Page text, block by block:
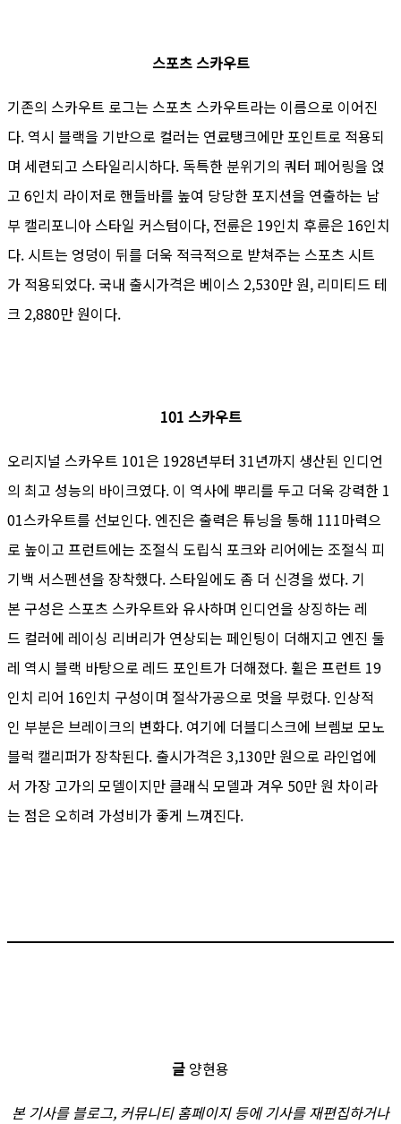
스포츠 스카우트
기존의 스카우트 로그는 스포츠 스카우트라는 이름으로 이어진
다. 역시 블랙을 기반으로 컬러는 연료탱크에만 포인트로 적용되
며 세련되고 스타일리시하다. 독특한 분위기의 쿼터 페어링을 얹
고 6인치 라이저로 핸들바를 높여 당당한 포지션을 연출하는 남
부 캘리포니아 스타일 커스텀이다, 전륜은 19인치 후륜은 16인치
다. 시트는 엉덩이 뒤를 더욱 적극적으로 받쳐주는 스포츠 시트
가 적용되었다. 국내 출시가격은 베이스 2,530만 원, 리미티드 테
크 2,880만 원이다.
101 스카우트
오리지널 스카우트 101은 1928년부터 31년까지 생산된 인디언
의 최고 성능의 바이크였다. 이 역사에 뿌리를 두고 더욱 강력한 1
01스카우트를 선보인다. 엔진은 출력은 튜닝을 통해 111마력으
로 높이고 프런트에는 조절식 도립식 포크와 리어에는 조절식 피
기백 서스펜션을 장착했다. 스타일에도 좀 더 신경을 썼다. 기
본 구성은 스포츠 스카우트와 유사하며 인디언을 상징하는 레
드 컬러에 레이싱 리버리가 연상되는 페인팅이 더해지고 엔진 둘
레 역시 블랙 바탕으로 레드 포인트가 더해졌다. 휠은 프런트 19
인치 리어 16인치 구성이며 절삭가공으로 멋을 부렸다. 인상적
인 부분은 브레이크의 변화다. 여기에 더블디스크에 브렘보 모노
블럭 캘리퍼가 장착된다. 출시가격은 3,130만 원으로 라인업에
서 가장 고가의 모델이지만 클래식 모델과 겨우 50만 원 차이라
는 점은 오히려 가성비가 좋게 느껴진다.
글 양현용
본 기사를 블로그, 커뮤니티 홈페이지 등에 기사를 재편집하거나